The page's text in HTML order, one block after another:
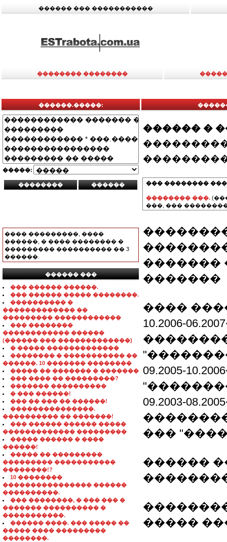
������ ��� �����������
�������� ��������
������.�����:
�����:
���� ���������, ����
������, � ���� �������� �
��������� ���������� �� 3
������.
������ ���
���������������
��� ������ ������.
��� ������ ����� ��������.
���������� �
������������� ��
��������� ������������
��� ��������
������������ ������
(������ ��� �������������)
� ����� �������������
�������� � ����������� ��
������. 10 ������� ��������
����� �� ������� � �������
��� ���� �� ���������?
������� ����������
� ��� ������!
��� �� ��� �� ������!
���������������.
���������� �� �������!
��� ������ ������ �����
������������� ���������
����� ������ � ����
������!
����� �� ���������
��������� �����������
��������!?
10 ��������
���������������� ������
����������.
��� ��������, � ��� ��� �
������� ���������� �
�����������.
������ ����. ��� ����� ��
����� ���� ���������
��������.
������ �
��� ��������
�������� ���.
���, ���
�������
�������
����
10.2006-
09.2005-
09.2003-
���
������
�����